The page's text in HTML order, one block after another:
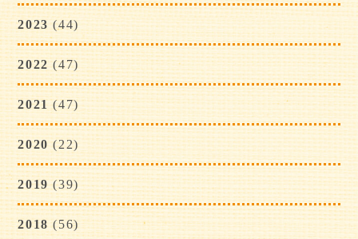
2023 (44)
2022(47)
2021(47)
2020(22)
2019(39)
2018(56)